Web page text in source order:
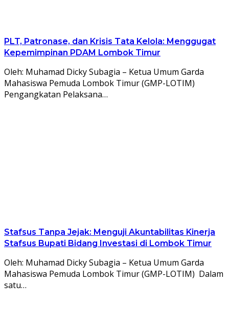
PLT, Patronase, dan Krisis Tata Kelola: Menggugat
Kepemimpinan PDAM Lombok Timur
Oleh: Muhamad Dicky Subagia – Ketua Umum Garda
Mahasiswa Pemuda Lombok Timur (GMP-LOTIM)
Pengangkatan Pelaksana…
Stafsus Tanpa Jejak: Menguji Akuntabilitas Kinerja
Stafsus Bupati Bidang Investasi di Lombok Timur
Oleh: Muhamad Dicky Subagia – Ketua Umum Garda
Mahasiswa Pemuda Lombok Timur (GMP-LOTIM) Dalam
satu…